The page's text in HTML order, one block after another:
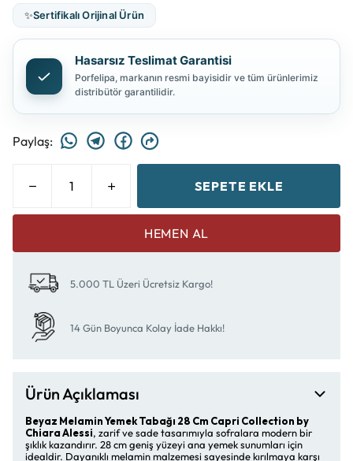
✨Sertifikalı Orijinal Ürün
Hasarsız Teslimat Garantisi
Porfelipa, markanın resmi bayisidir ve tüm ürünlerimiz
distribütör garantilidir.
Paylaş:
SEPETE EKLE
HEMEN AL
5.000 TL Üzeri Ücretsiz Kargo!
14 Gün Boyunca Kolay İade Hakkı!
Ürün Açıklaması
Beyaz Melamin Yemek Tabağı 28 Cm Capri Collection by
Chiara Alessi, zarif ve sade tasarımıyla sofralara modern bir
şıklık kazandırır. 28 cm geniş yüzeyi ana yemek sunumları için
idealdir. Dayanıklı melamin malzemesi sayesinde kırılmaya karşı